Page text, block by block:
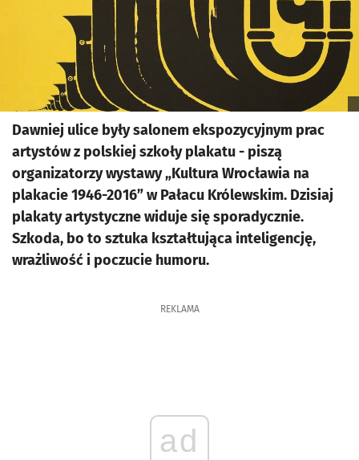
Dawniej ulice były salonem ekspozycyjnym prac
artystów z polskiej szkoły plakatu - piszą
organizatorzy wystawy „Kultura Wrocławia na
plakacie 1946-2016” w Pałacu Królewskim. Dzisiaj
plakaty artystyczne widuje się sporadycznie.
Szkoda, bo to sztuka kształtująca inteligencję,
wrażliwość i poczucie humoru.
REKLAMA
ad